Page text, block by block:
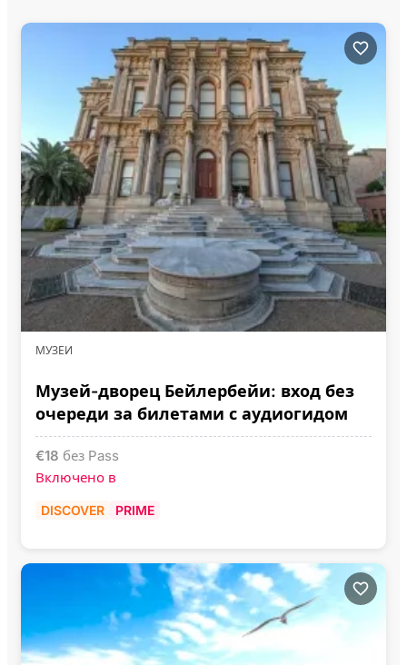
МУЗЕИ
Музей-дворец Бейлербейи: вход без
очереди за билетами с аудиогидом
€18 без Pass
Включено в
DISCOVER PRIME